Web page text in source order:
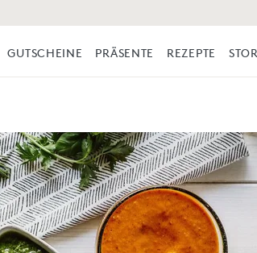
GUTSCHEINE PRÄSENTE REZEPTE